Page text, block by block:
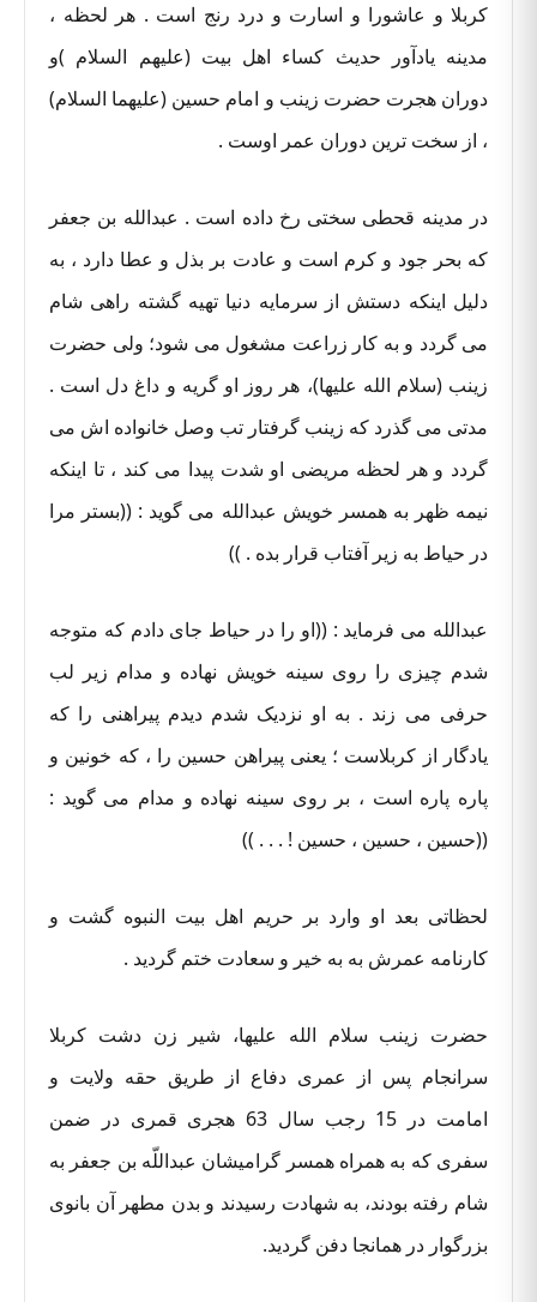
کربلا و عاشورا و اسارت و درد رنج است . هر لحظه ،
مدینه یادآور حدیث کساء اهل بیت (علیهم السلام )و
دوران هجرت حضرت زینب و امام حسین (علیهما السلام)
، از سخت ترین دوران عمر اوست .
در مدینه قحطی سختی رخ داده است . عبدالله بن جعفر
که بحر جود و کرم است و عادت بر بذل و عطا دارد ، به
دلیل اینکه دستش از سرمایه دنیا تهیه گشته راهی شام
می گردد و به کار زراعت مشغول می شود؛ ولی حضرت
زینب (سلام الله علیها)، هر روز او گریه و داغ دل است .
مدتی می گذرد که زینب گرفتار تب وصل خانواده اش می
گردد و هر لحظه مریضی او شدت پیدا می کند ، تا اینکه
نیمه ظهر به همسر خویش عبدالله می گوید : ((بستر مرا
در حیاط به زیر آفتاب قرار بده . ))
عبدالله می فرماید : ((او را در حیاط جای دادم که متوجه
شدم چیزی را روی سینه خویش نهاده و مدام زیر لب
حرفی می زند . به او نزدیک شدم دیدم پیراهنی را که
یادگار از کربلاست ؛ یعنی پیراهن حسین را ، که خونین و
پاره پاره است ، بر روی سینه نهاده و مدام می گوید :
((حسین ، حسین ، حسین ! . . . ))
لحظاتی بعد او وارد بر حریم اهل بیت النبوه گشت و
کارنامه عمرش به به خیر و سعادت ختم گردید .
حضرت زینب سلام الله علیها، شیر زن دشت کربلا
سرانجام پس از عمری دفاع از طریق حقه ولایت و
امامت در 15 رجب سال 63 هجری قمری در ضمن
سفری که به همراه همسر گرامیشان عبداللّه بن جعفر به
شام رفته بودند، به شهادت رسیدند و بدن مطهر آن بانوی
بزرگوار در همانجا دفن گردید.